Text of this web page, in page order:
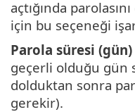
açtığında
için bu seçeneği
Parola süresi (gün)
geçerli olduğu gün
dolduktan sonra
gerekir).